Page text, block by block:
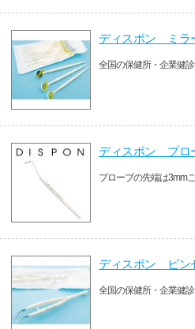
ディスポン ミラ
全国の保健所・企業健
ディスポン プロ
プローブの先端は3mm
ディスポン ピン
全国の保健所・企業健